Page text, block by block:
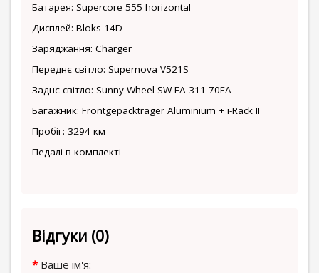
Батарея: Supercore 555 horizontal
Дисплей: Bloks 14D
Заряджання: Charger
Переднє світло: Supernova V521S
Заднє світло: Sunny Wheel SW-FA-311-70FA
Багажник: Frontgepäckträger Aluminium + i-Rack II
Пробіг: 3294 км
Педалі в комплекті
Відгуки (0)
Ваше ім'я: